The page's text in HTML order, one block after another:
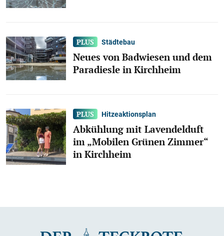
Städtebau
Neues von Badwiesen und dem
Paradiesle in Kirchheim
Hitzeaktionsplan
Abkühlung mit Lavendelduft
im „Mobilen Grünen Zimmer“
in Kirchheim